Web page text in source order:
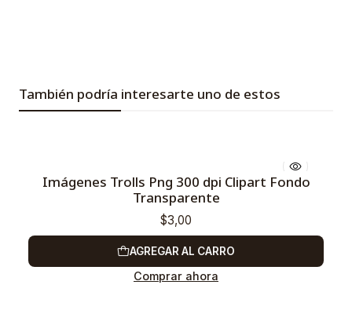
También podría interesarte uno de estos
Imágenes Trolls Png 300 dpi Clipart Fondo
Transparente
$3,00
AGREGAR AL CARRO
Comprar ahora